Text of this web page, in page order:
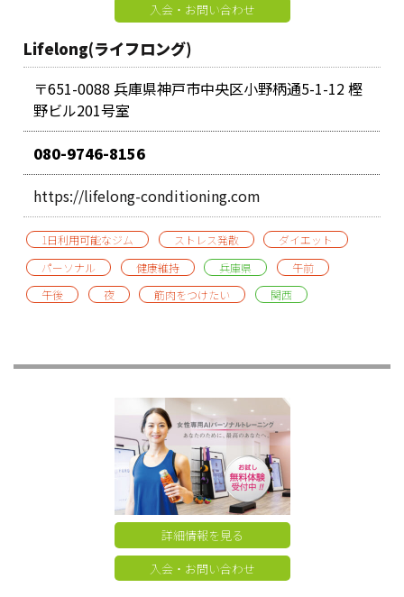
入会・お問い合わせ
Lifelong(ライフロング)
〒651-0088 兵庫県神戸市中央区小野柄通5-1-12 樫
野ビル201号室
080-9746-8156
https://lifelong-conditioning.com
1日利用可能なジム ストレス発散
ダイエット
パーソナル
健康維持 兵庫県
午前
午後
夜 筋肉をつけたい 関西
詳細情報を見る
入会・お問い合わせ